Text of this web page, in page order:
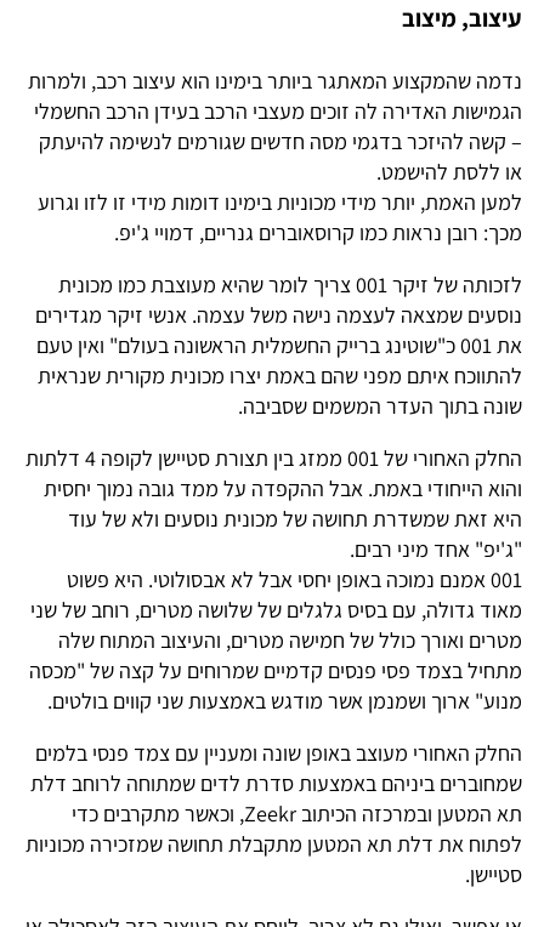
עיצוב, מיצוב
נדמה שהמקצוע המאתגר ביותר בימינו הוא עיצוב רכב, ולמרות
הגמישות האדירה לה זוכים מעצבי הרכב בעידן הרכב החשמלי
– קשה להיזכר בדגמי מסה חדשים שגורמים לנשימה להיעתק
או ללסת להישמט.
למען האמת, יותר מידי מכוניות בימינו דומות מידי זו לזו וגרוע
מכך: רובן נראות כמו קרוסאוברים גנריים, דמויי ג'יפ.
לזכותה של זיקר 001 צריך לומר שהיא מעוצבת כמו מכונית
נוסעים שמצאה לעצמה נישה משל עצמה. אנשי זיקר מגדירים
את 001 כ"שוטינג ברייק החשמלית הראשונה בעולם" ואין טעם
להתווכח איתם מפני שהם באמת יצרו מכונית מקורית שנראית
שונה בתוך העדר המשמים שסביבה.
החלק האחורי של 001 ממזג בין תצורת סטיישן לקופה 4 דלתות
והוא הייחודי באמת. אבל ההקפדה על ממד גובה נמוך יחסית
היא זאת שמשדרת תחושה של מכונית נוסעים ולא של עוד
"ג'יפ" אחד מיני רבים.
001 אמנם נמוכה באופן יחסי אבל לא אבסולוטי. היא פשוט
מאוד גדולה, עם בסיס גלגלים של שלושה מטרים, רוחב של שני
מטרים ואורך כולל של חמישה מטרים, והעיצוב המתוח שלה
מתחיל בצמד פסי פנסים קדמיים שמרוחים על קצה של "מכסה
מנוע" ארוך ושמנמן אשר מודגש באמצעות שני קווים בולטים.
החלק האחורי מעוצב באופן שונה ומעניין עם צמד פנסי בלמים
שמחוברים ביניהם באמצעות סדרת לדים שמתוחה לרוחב דלת
תא המטען ובמרכזה הכיתוב Zeekr, וכאשר מתקרבים כדי
לפתוח את דלת תא המטען מתקבלת תחושה שמזכירה מכוניות
סטיישן.